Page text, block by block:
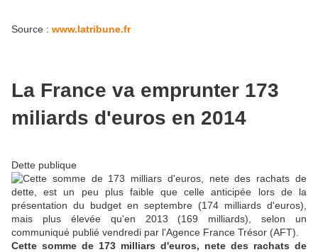
Source : www.latribune.fr
La France va emprunter 173
miliards d'euros en 2014
Dette publique
Cette somme de 173 milliars d'euros, nete des rachats de